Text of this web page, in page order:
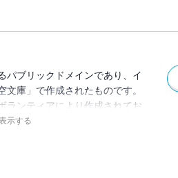
パブリックドメインであり、イ
庫」で作成されたものです。
ランティアにより作成されてお
があります。
示する